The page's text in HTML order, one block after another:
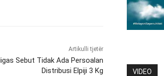
Artikulli tjetër
Sebut Tidak Ada Persoalan
Distribusi Elpiji 3 Kg
VIDEO